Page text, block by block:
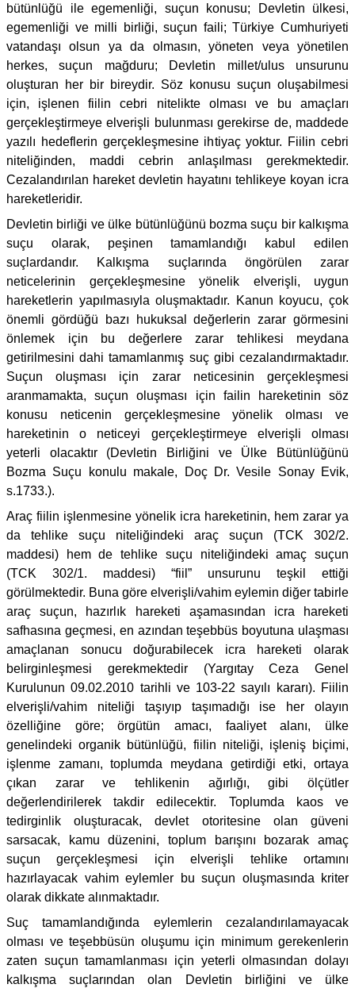
bütünlüğü ile egemenliği, suçun konusu; Devletin ülkesi,
egemenliği ve milli birliği, suçun faili; Türkiye Cumhuriyeti
vatandaşı olsun ya da olmasın, yöneten veya yönetilen
herkes, suçun mağduru; Devletin millet/ulus unsurunu
oluşturan her bir bireydir. Söz konusu suçun oluşabilmesi
için, işlenen fiilin cebri nitelikte olması ve bu amaçları
gerçekleştirmeye elverişli bulunması gerekirse de, maddede
yazılı hedeflerin gerçekleşmesine ihtiyaç yoktur. Fiilin cebri
niteliğinden, maddi cebrin anlaşılması gerekmektedir.
Cezalandırılan hareket devletin hayatını tehlikeye koyan icra
hareketleridir.
Devletin birliği ve ülke bütünlüğünü bozma suçu bir kalkışma
suçu olarak, peşinen tamamlandığı kabul edilen
suçlardandır. Kalkışma suçlarında öngörülen zarar
neticelerinin gerçekleşmesine yönelik elverişli, uygun
hareketlerin yapılmasıyla oluşmaktadır. Kanun koyucu, çok
önemli gördüğü bazı hukuksal değerlerin zarar görmesini
önlemek için bu değerlere zarar tehlikesi meydana
getirilmesini dahi tamamlanmış suç gibi cezalandırmaktadır.
Suçun oluşması için zarar neticesinin gerçekleşmesi
aranmamakta, suçun oluşması için failin hareketinin söz
konusu neticenin gerçekleşmesine yönelik olması ve
hareketinin o neticeyi gerçekleştirmeye elverişli olması
yeterli olacaktır (Devletin Birliğini ve Ülke Bütünlüğünü
Bozma Suçu konulu makale, Doç Dr. Vesile Sonay Evik,
s.1733.).
Araç fiilin işlenmesine yönelik icra hareketinin, hem zarar ya
da tehlike suçu niteliğindeki araç suçun (TCK 302/2.
maddesi) hem de tehlike suçu niteliğindeki amaç suçun
(TCK 302/1. maddesi) “fiil” unsurunu teşkil ettiği
görülmektedir. Buna göre elverişli/vahim eylemin diğer tabirle
araç suçun, hazırlık hareketi aşamasından icra hareketi
safhasına geçmesi, en azından teşebbüs boyutuna ulaşması
amaçlanan sonucu doğurabilecek icra hareketi olarak
belirginleşmesi gerekmektedir (Yargıtay Ceza Genel
Kurulunun 09.02.2010 tarihli ve 103-22 sayılı kararı). Fiilin
elverişli/vahim niteliği taşıyıp taşımadığı ise her olayın
özelliğine göre; örgütün amacı, faaliyet alanı, ülke
genelindeki organik bütünlüğü, fiilin niteliği, işleniş biçimi,
işlenme zamanı, toplumda meydana getirdiği etki, ortaya
çıkan zarar ve tehlikenin ağırlığı, gibi ölçütler
değerlendirilerek takdir edilecektir. Toplumda kaos ve
tedirginlik oluşturacak, devlet otoritesine olan güveni
sarsacak, kamu düzenini, toplum barışını bozarak amaç
suçun gerçekleşmesi için elverişli tehlike ortamını
hazırlayacak vahim eylemler bu suçun oluşmasında kriter
olarak dikkate alınmaktadır.
Suç tamamlandığında eylemlerin cezalandırılamayacak
olması ve teşebbüsün oluşumu için minimum gerekenlerin
zaten suçun tamamlanması için yeterli olmasından dolayı
kalkışma suçlarından olan Devletin birliğini ve ülke